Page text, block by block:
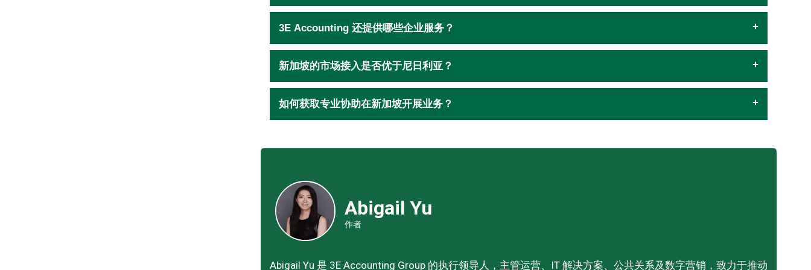
3E Accounting 还提供哪些企业服务？
新加坡的市场接入是否优于尼日利亚？
如何获取专业协助在新加坡开展业务？
Abigail Yu
作者
Abigail Yu 是 3E Accounting Group 的执行领导人，主管运营、IT 解决方案、公共关系及数字营销，致力于推动